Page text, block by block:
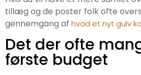
tillæg og de poster folk ofte
gennemgang af hvad et nyt gulv
Det der ofte
første budget